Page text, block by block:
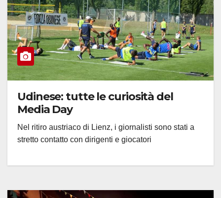
Udinese: tutte le curiosità del
Media Day
Nel ritiro austriaco di Lienz, i giornalisti sono stati a
stretto contatto con dirigenti e giocatori